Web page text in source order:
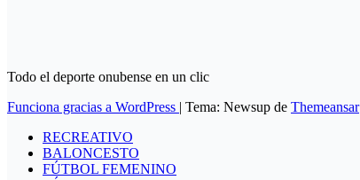
Todo el deporte onubense en un clic
Funciona gracias a WordPress | Tema: Newsup de Themeansar
RECREATIVO
BALONCESTO
FÚTBOL FEMENINO